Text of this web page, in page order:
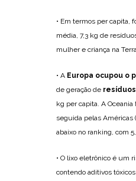
• Em termos per capita,
média, 7,3 kg de
mulher e criança na
• A Europa ocupou o
de geração de
kg per capita. A
seguida pelas Américas
abaixo no ranking, com
• O lixo eletrônico é um
contendo aditivos